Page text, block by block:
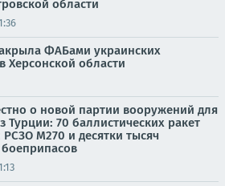
области
ФАБами украинских
Херсонской области
о новой партии вооружений для
Турции: 70 баллистических ракет
РСЗО M270 и десятки тысяч
боеприпасов